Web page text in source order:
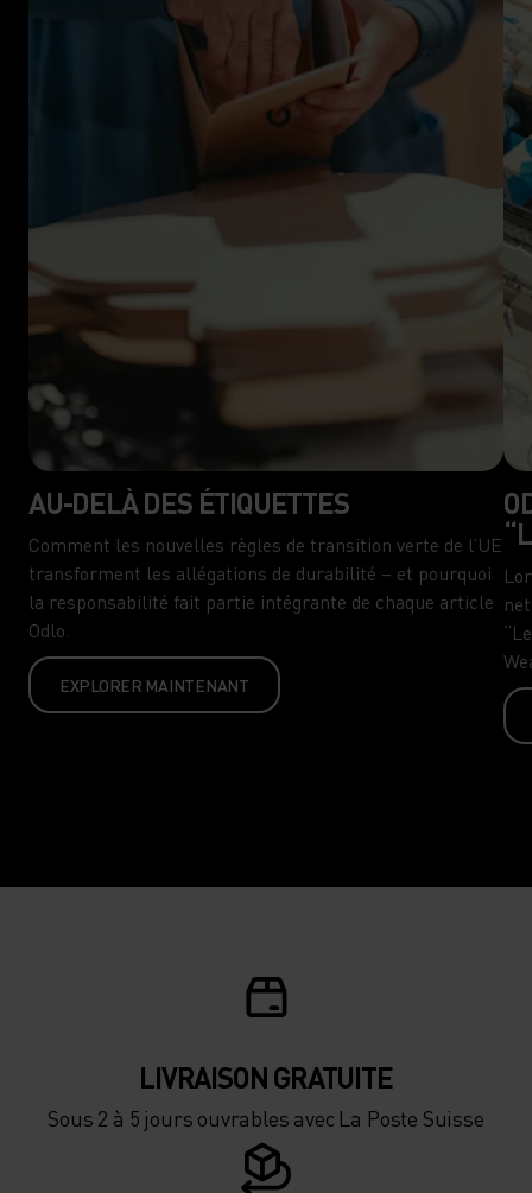
AU-DELÀ DES ÉTIQUETTES
Comment les nouvelles règles de transition verte de l’UE
transforment les allégations de durabilité – et pourquoi
la responsabilité fait partie intégrante de chaque article
Odlo.
EXPLORER MAINTENANT
LIVRAISON GRATUITE
Sous 2 à 5 jours ouvrables avec La Poste Suisse